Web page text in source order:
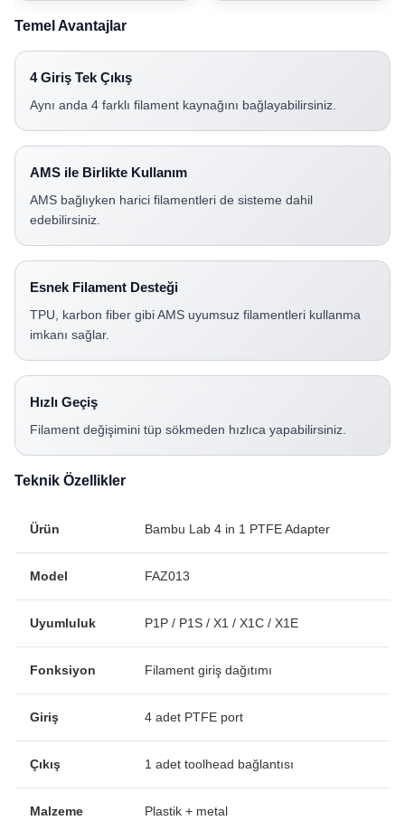
Temel Avantajlar
4 Giriş Tek Çıkış
Aynı anda 4 farklı filament kaynağını bağlayabilirsiniz.
AMS ile Birlikte Kullanım
AMS bağlıyken harici filamentleri de sisteme dahil
edebilirsiniz.
Esnek Filament Desteği
TPU, karbon fiber gibi AMS uyumsuz filamentleri kullanma
imkanı sağlar.
Hızlı Geçiş
Filament değişimini tüp sökmeden hızlıca yapabilirsiniz.
Teknik Özellikler
Ürün Bambu Lab 4 in 1 PTFE Adapter
Model FAZ013
Uyumluluk P1P / P1S / X1 / X1C / X1E
Fonksiyon Filament giriş dağıtımı
Giriş 4 adet PTFE port
Çıkış 1 adet toolhead bağlantısı
Malzeme Plastik + metal